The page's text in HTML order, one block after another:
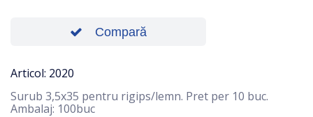
Compară
Articol: 2020
Surub 3,5х35 pentru rigips/lemn. Pret per 10 buc.
Ambalaj: 100buc